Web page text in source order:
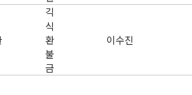
긱
식
환
불
금
이수진